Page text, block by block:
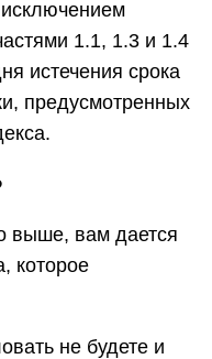
1.1, 1.3 и 1.4
истечения срока
предусмотренных
выше, вам дается
которое
не будете и